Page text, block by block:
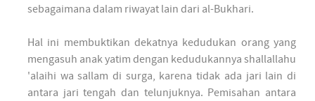
sebagaimana dalam riwayat lain dari al-Bukhari.
Hal ini membuktikan dekatnya kedudukan orang yang
mengasuh anak yatim dengan kedudukannya shallallahu
'alaihi wa sallam di surga, karena tidak ada jari lain di
antara jari tengah dan telunjuknya. Pemisahan antara